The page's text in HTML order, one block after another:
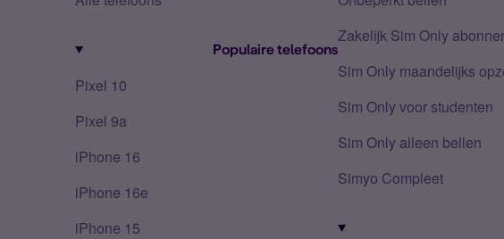
Populaire telefoons
Pixel 10
Pixel 9a
iPhone 16
iPhone 16e
iPhone 15
Zakelijk Sim Only
Sim Only maandelijks
Sim Only voor studenten
Sim Only alleen bellen
Simyo Compleet